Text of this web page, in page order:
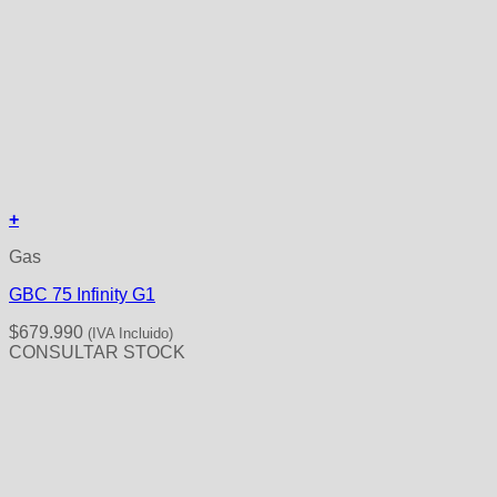
+
Gas
GBC 75 Infinity G1
$679.990 (IVA Incluido)
CONSULTAR STOCK